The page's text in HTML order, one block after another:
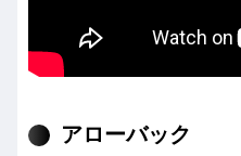
アローバック